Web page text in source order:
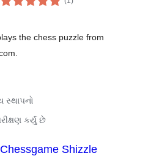
રેટિંગ્સ
the chess puzzle from
સ્થાપનો
કર્યું છે
Chessgame Shizzle